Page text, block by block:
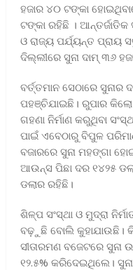
ହଜାର ୪୦ ଟଙ୍କା
ଟଙ୍କା ରହିଛି ।
ଓ ରାଜ୍ୟ ପର୍ଯ୍ୟନ୍ତ ପ୍ରାୟ
ଦିଲ୍ଲୀରେ ସୁନା ଦାମ୍ ୩୬
ବର୍ତ୍ତମାନ ସେଠାରେ ସୁନାର
ପହଞ୍ଚିଯାଇଛି। ରୁପାର
ଗହଣା ନିର୍ମାଣ କରୁଥିବା
ପାଇଁ ଏବେଠାରୁ ବିପୁଳ
ବଜାରରେ ସୁନା ମହଙ୍ଗା
ଆଉନ୍ସ ପିଛା ଦର ୧୪୨୫
ଡଲାର ରହିଛି।
ଶିଳ୍ପ ସଂସ୍ଥା ଓ ମୁଦ୍ରା
ବଢ଼ୁଛି ବୋଲି କୁହାଯାଉଛି।
ସୀତାରମଣ ବଜେଟରେ
୧୨.୫% କରିଦେଇଥିଲେ।